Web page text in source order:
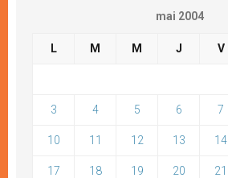
mai 2004
L M M J V
3 4 5 6 7
10 11 12 13 14
17 18 19 20 21